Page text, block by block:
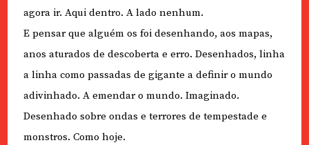
agora ir. Aqui dentro. A lado nenhum.
E pensar que alguém os foi desenhando, aos mapas,
anos aturados de descoberta e erro. Desenhados, linha
a linha como passadas de gigante a definir o mundo
adivinhado. A emendar o mundo. Imaginado.
Desenhado sobre ondas e terrores de tempestade e
monstros. Como hoje.